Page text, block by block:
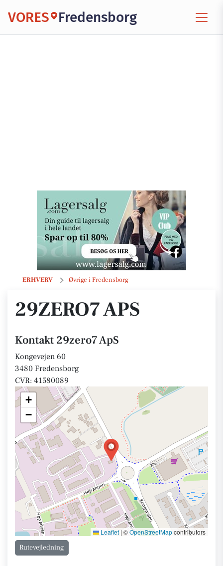
VORES Fredensborg
ERHVERV Øvrige i Fredensborg
29zero7 ApS
29ZERO7 APS
Kontakt 29zero7 ApS
Kongevejen 60
3480 Fredensborg
CVR: 41580089
+
−
Leaflet | ©OpenStreetMapcontributors
Rutevejledning